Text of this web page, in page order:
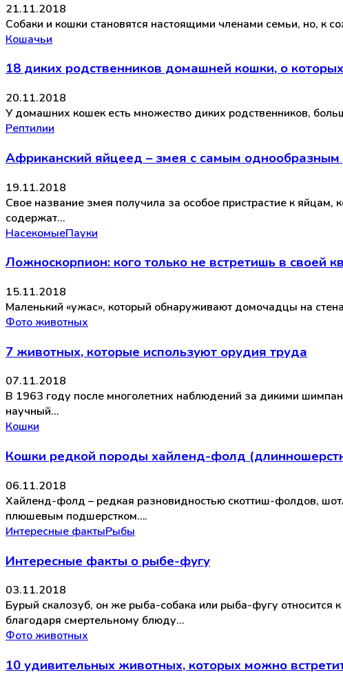
21.11.2018
Собаки и кошки становятся настоящими членами семьи, но, к
Кошачьи
18 диких родственников домашней кошки, о
20.11.2018
У домашних кошек есть множество диких родственников,
Рептилии
Африканский яйцеед – змея с самым
19.11.2018
Свое название змея получила за особое пристрастие к
содержат…
НасекомыеПауки
Ложноскорпион: кого только не встретишь в своей
15.11.2018
Маленький «ужас», который обнаруживают домочадцы на
Фото животных
7 животных, которые используют орудия труда
07.11.2018
В 1963 году после многолетних наблюдений за дикими
научный…
Кошки
Кошки редкой породы хайленд-фолд
06.11.2018
Хайленд-фолд – редкая разновидностью скоттиш-фолдов,
плюшевым подшерстком….
Интересные фактыРыбы
Интересные факты о рыбе-фугу
03.11.2018
Бурый скалозуб, он же рыба-собака или рыба-фугу относится
благодаря смертельному блюду…
Фото животных
10 удивительных животных, которых можно